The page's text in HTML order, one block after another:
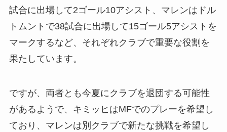
試合に出場して2ゴール10アシスト、マレンはドル
トムントで38試合に出場して15ゴール5アシストを
マークするなど、それぞれクラブで重要な役割を
果たしています。
ですが、両者とも今夏にクラブを退団する可能性
があるようで、キミッヒはMFでのプレーを希望し
ており、マレンは別クラブで新たな挑戦を希望し